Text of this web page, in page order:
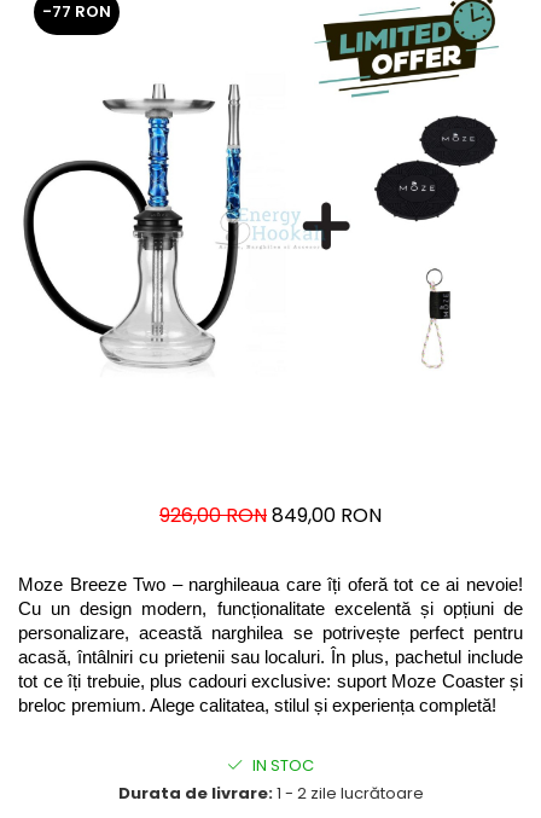
-77 RON
926,00 RON849,00 RON
Moze Breeze Two – narghileaua care îți oferă tot ce ai nevoie!
Cu un design modern, funcționalitate excelentă și opțiuni de
personalizare, această narghilea se potrivește perfect pentru
acasă, întâlniri cu prietenii sau localuri. În plus, pachetul include
tot ce îți trebuie, plus cadouri exclusive: suport Moze Coaster și
breloc premium. Alege calitatea, stilul și experiența completă!
IN STOC
Durata de livrare:1 - 2 zile lucrătoare